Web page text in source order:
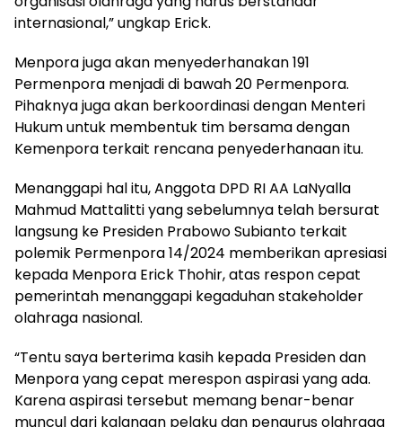
internasional,” ungkap Erick.
Menpora juga akan menyederhanakan 191
Permenpora menjadi di bawah 20 Permenpora.
Pihaknya juga akan berkoordinasi dengan Menteri
Hukum untuk membentuk tim bersama dengan
Kemenpora terkait rencana penyederhanaan itu.
Menanggapi hal itu, Anggota DPD RI AA LaNyalla
Mahmud Mattalitti yang sebelumnya telah bersurat
langsung ke Presiden Prabowo Subianto terkait
polemik Permenpora 14/2024 memberikan apresiasi
kepada Menpora Erick Thohir, atas respon cepat
pemerintah menanggapi kegaduhan stakeholder
olahraga nasional.
“Tentu saya berterima kasih kepada Presiden dan
Menpora yang cepat merespon aspirasi yang ada.
Karena aspirasi tersebut memang benar-benar
muncul dari kalangan pelaku dan pengurus olahraga